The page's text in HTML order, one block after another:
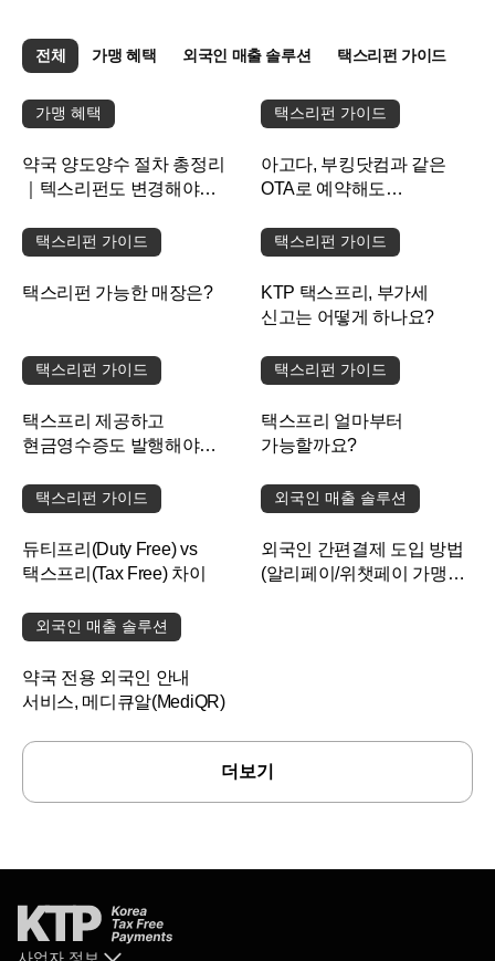
전체 가맹 혜택 외국인 매출 솔루션 택스리펀 가이드
가맹 혜택
약국 양도양수 절차 총정리
｜텍스리펀도 변경해야
택스리펀 가이드
아고다, 부킹닷컴과 같은
OTA로 예약해도
택스리펀 가이드
택스리펀 가능한 매장은?
택스리펀 가이드
KTP 택스프리, 부가세
신고는 어떻게 하나요?
택스리펀 가이드
택스프리 제공하고
현금영수증도 발행해야
택스리펀 가이드
택스프리 얼마부터
가능할까요?
택스리펀 가이드
듀티프리(Duty Free) vs
택스프리(Tax Free) 차이
외국인 매출 솔루션
외국인 간편결제 도입 방법
(알리페이/위챗페이 가맹점
외국인 매출 솔루션
약국 전용 외국인 안내
서비스, 메디큐알(MediQR)
더보기